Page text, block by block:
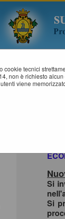
cookie tecnici
non è richiesto
viene
In
Si
Si
Si